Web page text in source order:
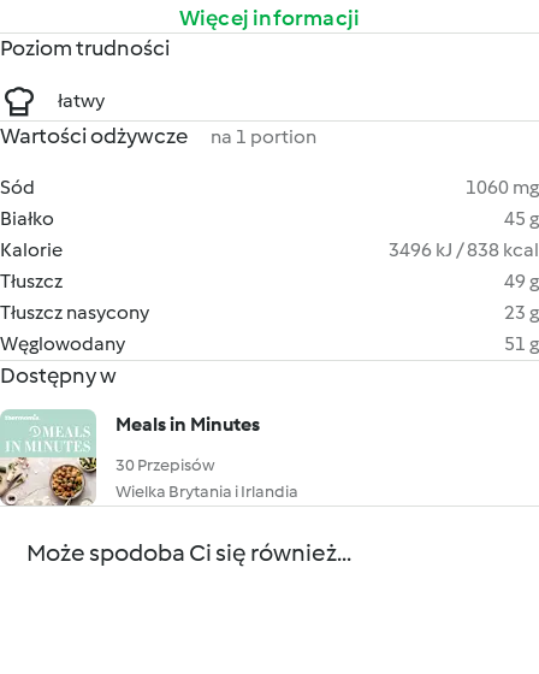
Więcej informacji
Poziom trudności
łatwy
Wartości odżywcze na 1 portion
Sód
1060 mg
Białko
45 g
Kalorie
3496 kJ / 838 kcal
Tłuszcz
49 g
Tłuszcz nasycony
23 g
Węglowodany
51 g
Dostępny w
Meals in Minutes
30 Przepisów
Wielka Brytania i Irlandia
Może spodoba Ci się również...